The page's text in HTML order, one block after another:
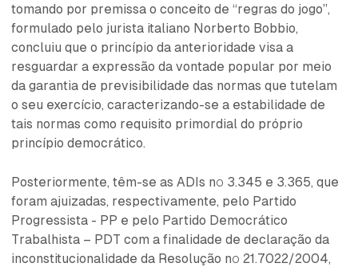
tomando por premissa o conceito de “regras do jogo”,
formulado pelo jurista italiano Norberto Bobbio,
concluiu que o princípio da anterioridade visa a
resguardar a expressão da vontade popular por meio
da garantia de previsibilidade das normas que tutelam
o seu exercício, caracterizando-se a estabilidade de
tais normas como requisito primordial do próprio
princípio democrático.
Posteriormente, têm-se as ADIs nº 3.345 e 3.365, que
foram ajuizadas, respectivamente, pelo Partido
Progressista - PP e pelo Partido Democrático
Trabalhista – PDT com a finalidade de declaração da
inconstitucionalidade da Resolução nº 21.7022/2004,